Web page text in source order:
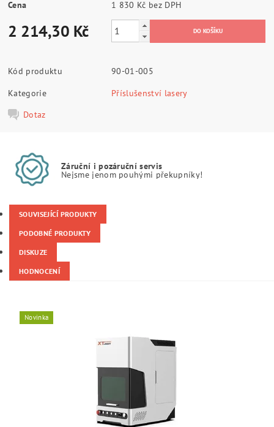
Cena 1 830 Kč bez DPH
2 214,30 Kč
Kód produktu
90-01-005
Kategorie
Příslušenství lasery
Dotaz
Záruční i pozáruční servis
Nejsme jenom pouhými překupníky!
SOUVISEJÍCÍ PRODUKTY
PODOBNÉ PRODUKTY
DISKUZE
HODNOCENÍ
Novinka